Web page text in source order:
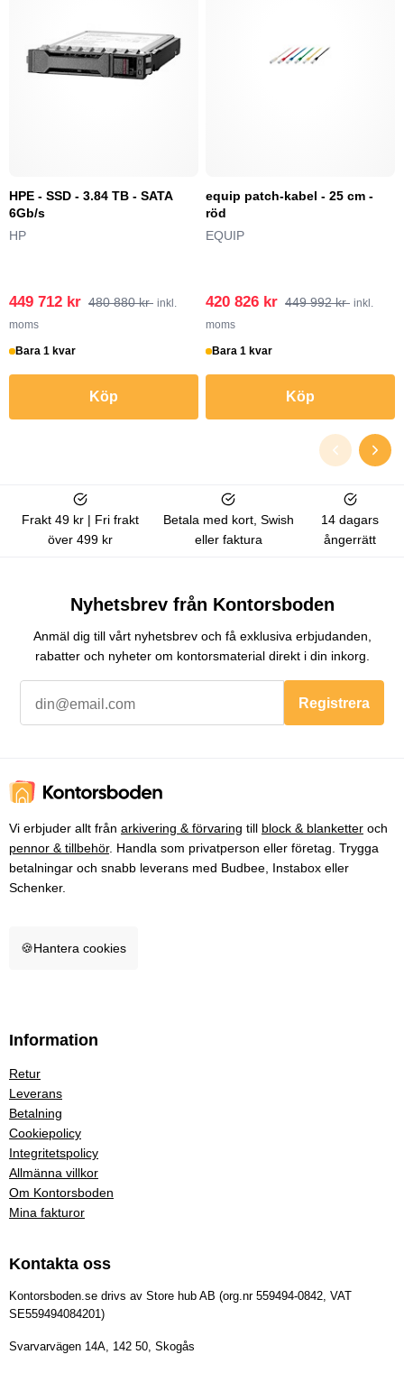
HPE - SSD - 3.84 TB - SATA
6Gb/s
HP
449 712 kr 480 880 kr inkl.
moms
Bara 1 kvar
Köp
equip patch-kabel - 25 cm -
röd
EQUIP
420 826 kr 449 992 kr inkl.
moms
Bara 1 kvar
Köp
Frakt 49 kr | Fri frakt
över 499 kr
Betala med kort, Swish
eller faktura
14 dagars
ångerrätt
Nyhetsbrev från Kontorsboden
Anmäl dig till vårt nyhetsbrev och få exklusiva erbjudanden,
rabatter och nyheter om kontorsmaterial direkt i din inkorg.
Registrera
Vi erbjuder allt från arkivering & förvaring till block & blanketter och
pennor & tillbehör. Handla som privatperson eller företag. Trygga
betalningar och snabb leverans med Budbee, Instabox eller
Schenker.
🍪Hantera cookies
Information
Retur
Leverans
Betalning
Cookiepolicy
Integritetspolicy
Allmänna villkor
Om Kontorsboden
Mina fakturor
Kontakta oss
Kontorsboden.se drivs av Store hub AB (org.nr 559494-0842, VAT
SE559494084201)
Svarvarvägen 14A, 142 50, Skogås